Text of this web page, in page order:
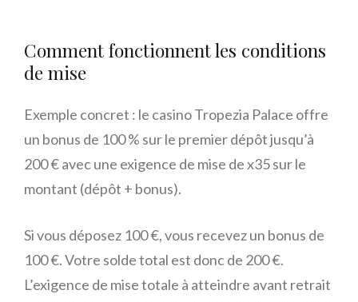
Comment fonctionnent les conditions
de mise
Exemple concret : le casino Tropezia Palace offre
un bonus de 100 % sur le premier dépôt jusqu’à
200 € avec une exigence de mise de x35 sur le
montant (dépôt + bonus).
Si vous déposez 100 €, vous recevez un bonus de
100 €. Votre solde total est donc de 200 €.
L’exigence de mise totale à atteindre avant retrait